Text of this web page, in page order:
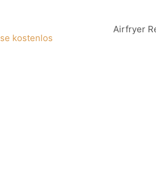
kostenlos
Airfryer